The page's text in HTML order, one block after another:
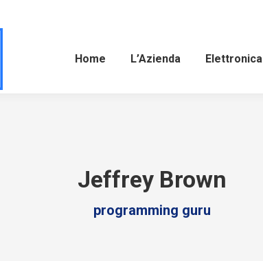
Home L’Azienda Elettronica
Jeffrey Brown
programming guru